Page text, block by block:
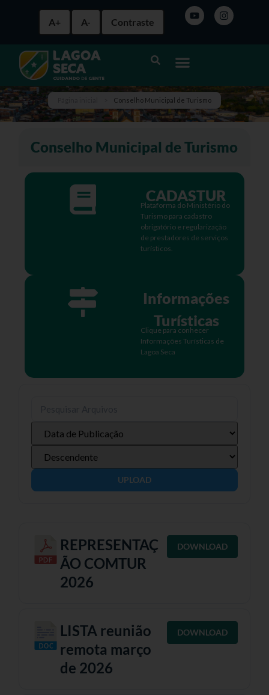
A+ A- Contraste
Conselho Municipal de Turismo
Conselho Municipal de Turismo
CADASTUR
Plataforma do Ministério do
Turismo para cadastro
obrigatório e regularização
de prestadores de serviços
turísticos.
Informações
Turísticas
Clique para conhecer
Informações Turísticas de
Lagoa Seca
UPLOAD
REPRESENTAÇ
ÃO COMTUR
2026
DOWNLOAD
LISTA reunião
remota março
de 2026
DOWNLOAD